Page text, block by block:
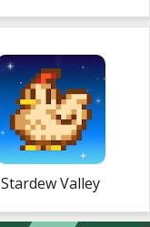
Stardew Valley